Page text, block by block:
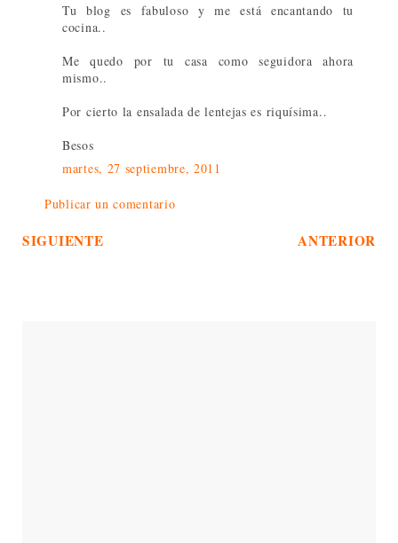
Tu blog es fabuloso y me está encantando tu
cocina..
Me quedo por tu casa como seguidora ahora
mismo..
Por cierto la ensalada de lentejas es riquísima..
Besos
martes, 27 septiembre, 2011
Publicar un comentario
SIGUIENTE ANTERIOR